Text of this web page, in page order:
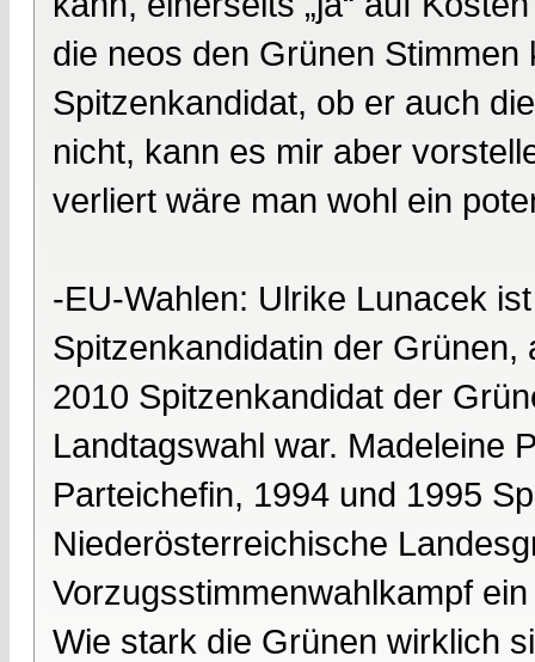
die neos den Grünen
Spitzenkandidat, ob er auch
nicht, kann es mir aber
verliert wäre man wohl ein
-EU-Wahlen: Ulrike Lunacek
Spitzenkandidatin der
2010 Spitzenkandidat der
Landtagswahl war. Madeleine
Parteichefin, 1994 und 1995
Niederösterreichische
Vorzugsstimmenwahlkampf
Wie stark die Grünen wirklich